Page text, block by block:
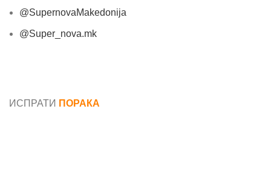
@SupernovaMakedonija
@Super_nova.mk
ИСПРАТИ ПОРАКА